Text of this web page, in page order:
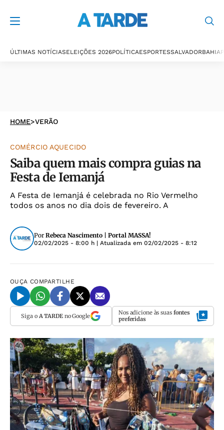
ÚLTIMAS NOTÍCIASELEIÇÕES 2026POLÍTICAESPORTESSALVADORBAHIA
HOME>VERÃO
COMÉRCIO AQUECIDO
Saiba quem mais compra guias na
Festa de Iemanjá
A Festa de Iemanjá é celebrada no Rio Vermelho
todos os anos no dia dois de fevereiro. A
Por Rebeca Nascimento | Portal MASSA!
02/02/2025 - 8:00 h | Atualizada em 02/02/2025 - 8:12
OUÇA COMPARTILHE
Siga o A TARDEno Google Nos adicione às suas fontes
preferidas